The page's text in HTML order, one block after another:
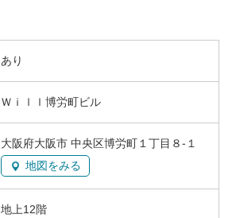
あり
Ｗｉｌｌ博労町ビル
大阪府大阪市 中央区博労町１丁目８-１
地図をみる
地上12階